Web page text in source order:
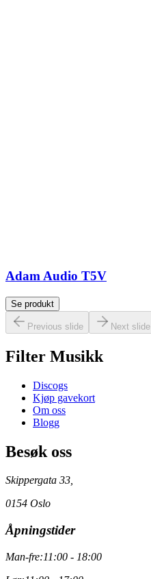
Adam Audio T5V
Se produkt
Previous slide Next slide
Filter Musikk
Discogs
Kjøp gavekort
Om oss
Blogg
Besøk oss
Skippergata 33,
0154 Oslo
Åpningstider
Man-fre:11:00 - 18:00